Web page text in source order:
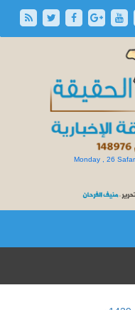
Monday , 26